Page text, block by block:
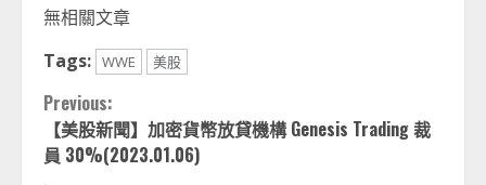
無相關文章
Tags: WWE 美股
Continue
Reading
Previous:
【美股新聞】加密貨幣放貸機構 Genesis Trading 裁
員 30%(2023.01.06)